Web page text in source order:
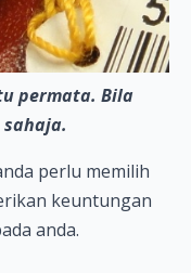
permata. Bila
perlu memilih
keuntungan
anda.